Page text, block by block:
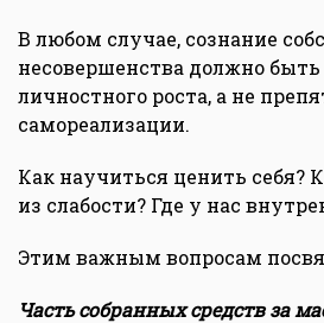
В любом случае, сознание
несовершенства должно
личностного роста, а не
самореализации.
Как научиться ценить себя?
из слабости? Где у нас
Этим важным вопросам
Часть собранных средств за